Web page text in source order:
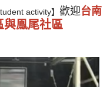
activity】歡迎台南
與鳯尾社區